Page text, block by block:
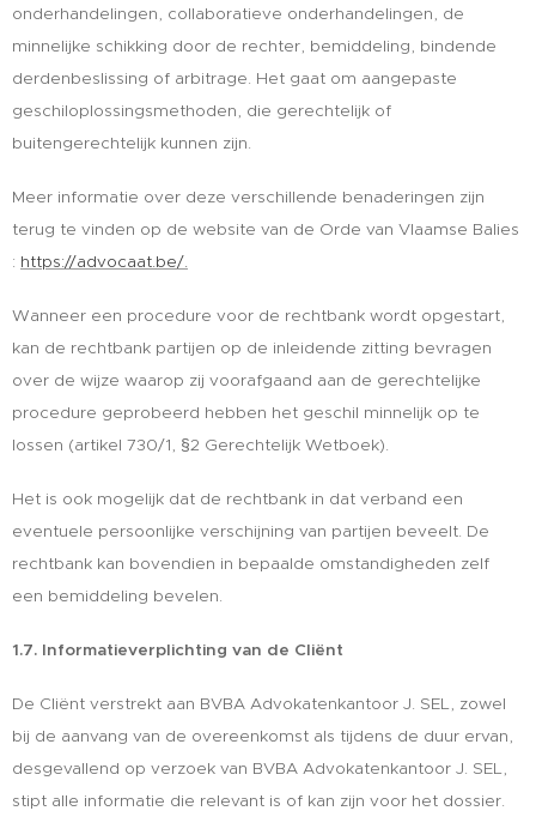
onderhandelingen, collaboratieve onderhandelingen, de
minnelijke schikking door de rechter, bemiddeling, bindende
derdenbeslissing of arbitrage. Het gaat om aangepaste
geschiloplossingsmethoden, die gerechtelijk of
buitengerechtelijk kunnen zijn.
Meer informatie over deze verschillende benaderingen zijn
terug te vinden op de website van de Orde van Vlaamse Balies
: https://advocaat.be/.
Wanneer een procedure voor de rechtbank wordt opgestart,
kan de rechtbank partijen op de inleidende zitting bevragen
over de wijze waarop zij voorafgaand aan de gerechtelijke
procedure geprobeerd hebben het geschil minnelijk op te
lossen (artikel 730/1, §2 Gerechtelijk Wetboek).
Het is ook mogelijk dat de rechtbank in dat verband een
eventuele persoonlijke verschijning van partijen beveelt. De
rechtbank kan bovendien in bepaalde omstandigheden zelf
een bemiddeling bevelen.
1.7. Informatieverplichting van de Cliënt
De Cliënt verstrekt aan BVBA Advokatenkantoor J. SEL, zowel
bij de aanvang van de overeenkomst als tijdens de duur ervan,
desgevallend op verzoek van BVBA Advokatenkantoor J. SEL,
stipt alle informatie die relevant is of kan zijn voor het dossier.